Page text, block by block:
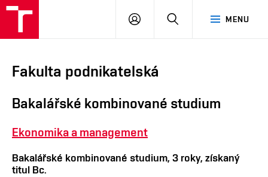
MENU
PŘIHLÁSIT
Fakulta podnikatelská
Bakalářské kombinované studium
Ekonomika a management
Bakalářské kombinované studium, 3 roky, získaný
titul Bc.